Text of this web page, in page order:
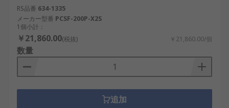
グ向けに適しています。
PC電源の利点
PC電源は、コンピュータシステムに必要な電力供給
と保護を提供します。
安定した電力供給：重要なコンポーネントに
一定の電圧を供給し、AIを活用した産業シス
RS品番 634-1335
メーカー型番 PCSF-200P-X2S
1個小計：
￥21,860.00(税抜) ￥21,860.00/個
数量
追加